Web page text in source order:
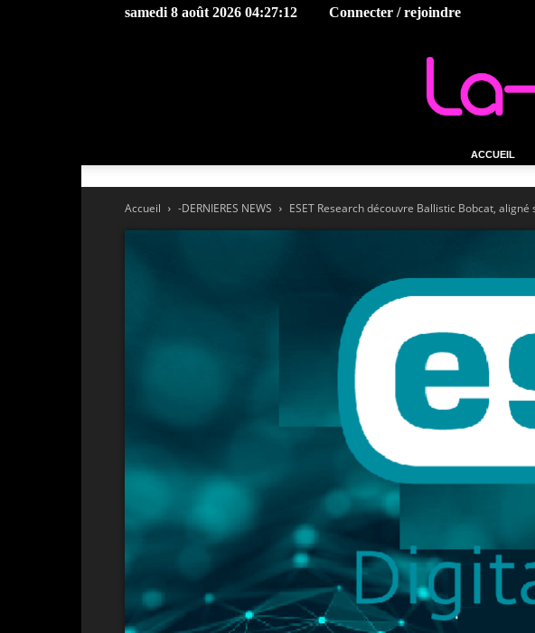
samedi 8 août 2026 04:27:12 Connecter / rejoindre
ACCUEIL
Accueil -DERNIERES NEWS ESET Research découvre Ballistic Bobcat, aligné